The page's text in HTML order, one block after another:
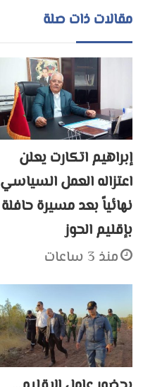
مقالات ذات صلة
إبراهيم اتكارت يعلن
اعتزاله العمل السياسي
نهائياً بعد مسيرة حافلة
بإقليم الحوز
منذ 3 ساعات